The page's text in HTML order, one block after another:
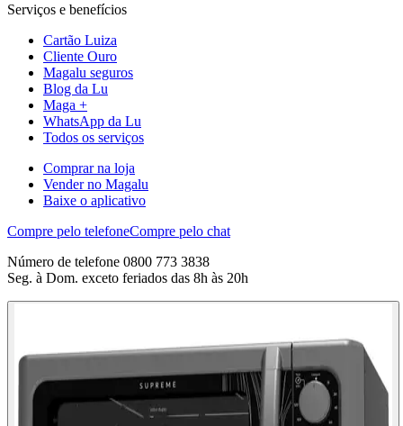
Serviços e benefícios
Cartão Luiza
Cliente Ouro
Magalu seguros
Blog da Lu
Maga +
WhatsApp da Lu
Todos os serviços
Comprar na loja
Vender no Magalu
Baixe o aplicativo
Compre pelo telefoneCompre pelo chat
Número de telefone 0800 773 3838
Seg. à Dom. exceto feriados das 8h às 20h